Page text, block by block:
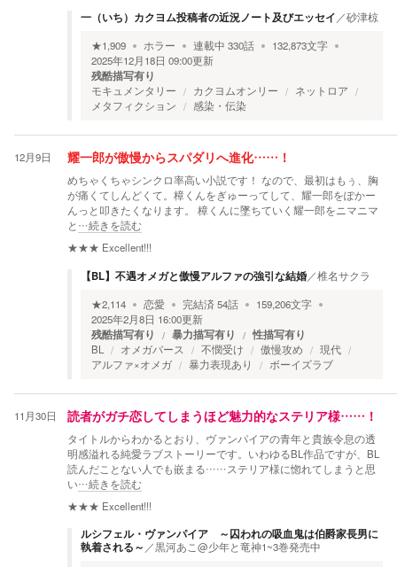
一（いち）カクヨム投稿者の近況ノート及びエッセイ ／砂津椋
★1,909 ホラー 連載中 330話 132,873文字
2025年12月18日 09:00更新
残酷描写有り
モキュメンタリー カクヨムオンリー
ネットロア
メタフィクション
感染・伝染
12月9日 耀一郎が傲慢からスパダリへ進化……！
めちゃくちゃシンクロ率高い小説です！ なので、最初はもぅ、胸
が痛くてしんどくて。樟くんをぎゅーってして、耀一郎をぽかー
んっと叩きたくなります。 樟くんに墜ちていく耀一郎をニマニマ
と …続きを読む
★★★ Excellent!!!
【BL】不遇オメガと傲慢アルファの強引な結婚／椎名サクラ
★2,114 恋愛 完結済54話 159,206文字
2025年2月8日 16:00更新
残酷描写有り 暴力描写有り 性描写有り
BL オメガバース 不憫受け 傲慢攻め
現代
アルファ×オメガ
暴力表現あり ボーイズラブ
11月30日 読者がガチ恋してしまうほど魅力的なステリア様……！
タイトルからわかるとおり、ヴァンパイアの青年と貴族令息の透
明感溢れる純愛ラブストーリーです。いわゆるBL作品ですが、BL
読んだことない人でも嵌まる……ステリア様に惚れてしまうと思
い…続きを読む
★★★ Excellent!!!
ルシフェル・ヴァンパイア ～囚われの吸血鬼は伯爵家長男に
執着される～ ／黒河あこ@少年と竜神1~3巻発売中